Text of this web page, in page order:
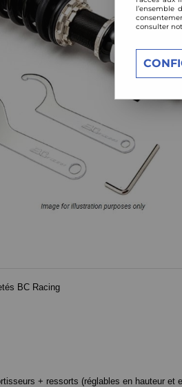
BC Racing
+ ressorts (réglables en hauteur et
l’ensemble
consulter